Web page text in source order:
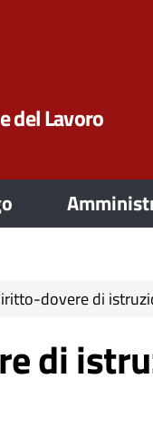
del Lavoro
dovere di
di